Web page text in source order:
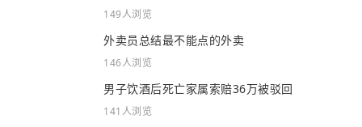
149人浏览
外卖员总结最不能点的外卖
146人浏览
男子饮酒后死亡家属索赔36万被驳回
141人浏览